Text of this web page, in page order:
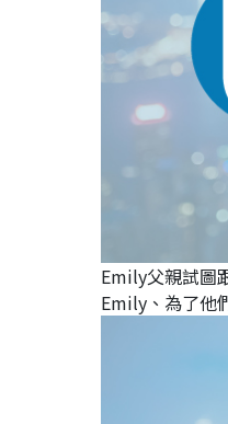
Emily父親試圖
Emily、為了他